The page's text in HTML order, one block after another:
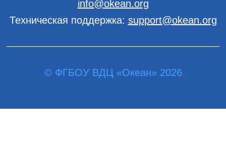
info@okean.org
Техническая поддержка: support@okean.org
© ФГБОУ ВДЦ «Океан» 2026